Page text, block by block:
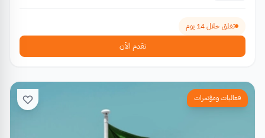
تغلق خلال 14 يوم
تقدم الآن
فعاليات ومؤتمرات